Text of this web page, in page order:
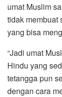
umat Muslim
tidak membuat
yang bisa
“Jadi umat
Hindu yang
tetangga pun
dengan cara